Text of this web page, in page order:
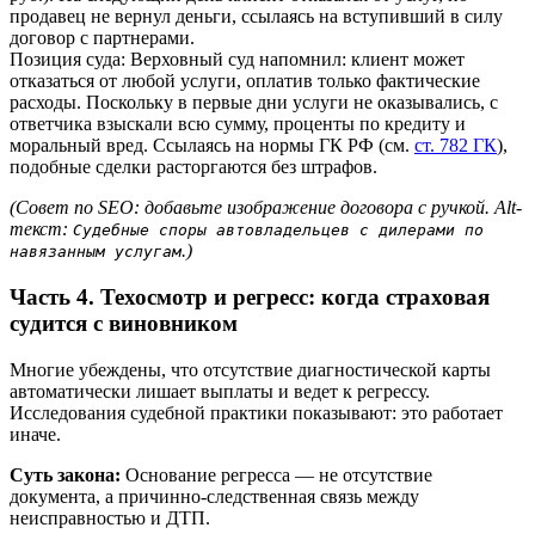
продавец не вернул деньги, ссылаясь на вступивший в силу
договор с партнерами.
Позиция суда: Верховный суд напомнил: клиент может
отказаться от любой услуги, оплатив только фактические
расходы. Поскольку в первые дни услуги не оказывались, с
ответчика взыскали всю сумму, проценты по кредиту и
моральный вред. Ссылаясь на нормы ГК РФ (см. ст. 782 ГК),
подобные сделки расторгаются без штрафов.
(Совет по SEO: добавьте изображение договора с ручкой. Alt-
текст: Судебные споры автовладельцев с дилерами по
навязанным услугам.)
Часть 4. Техосмотр и регресс: когда страховая
судится с виновником
Многие убеждены, что отсутствие диагностической карты
автоматически лишает выплаты и ведет к регрессу.
Исследования судебной практики показывают: это работает
иначе.
Суть закона: Основание регресса — не отсутствие
документа, а причинно-следственная связь между
неисправностью и ДТП.